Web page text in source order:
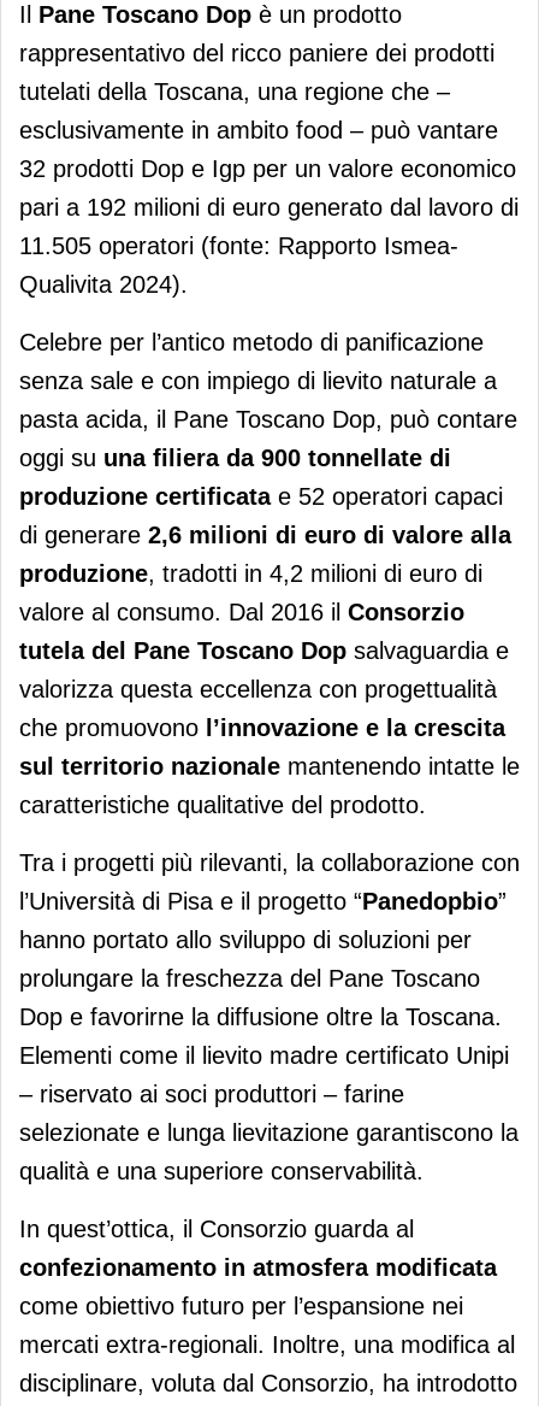
Il Pane Toscano Dop è un prodotto
rappresentativo del ricco paniere dei prodotti
tutelati della Toscana, una regione che –
esclusivamente in ambito food – può vantare
32 prodotti Dop e Igp per un valore economico
pari a 192 milioni di euro generato dal lavoro di
11.505 operatori (fonte: Rapporto Ismea-
Qualivita 2024).
Celebre per l’antico metodo di panificazione
senza sale e con impiego di lievito naturale a
pasta acida, il Pane Toscano Dop, può contare
oggi su una filiera da 900 tonnellate di
produzione certificatae 52 operatori capaci
di generare 2,6 milioni di euro di valore alla
produzione, tradotti in 4,2 milioni di euro di
valore al consumo. Dal 2016 il Consorzio
tutela del Pane Toscano Dop salvaguardia e
valorizza questa eccellenza con progettualità
che promuovono l’innovazione e la crescita
sul territorio nazionale mantenendo intatte le
caratteristiche qualitative del prodotto.
Tra i progetti più rilevanti, la collaborazione con
l’Università di Pisa e il progetto “Panedopbio”
hanno portato allo sviluppo di soluzioni per
prolungare la freschezza del Pane Toscano
Dop e favorirne la diffusione oltre la Toscana.
Elementi come il lievito madre certificato Unipi
– riservato ai soci produttori – farine
selezionate e lunga lievitazione garantiscono la
qualità e una superiore conservabilità.
In quest’ottica, il Consorzio guarda al
confezionamento in atmosfera modificata
come obiettivo futuro per l’espansione nei
mercati extra-regionali. Inoltre, una modifica al
disciplinare, voluta dal Consorzio, ha introdotto